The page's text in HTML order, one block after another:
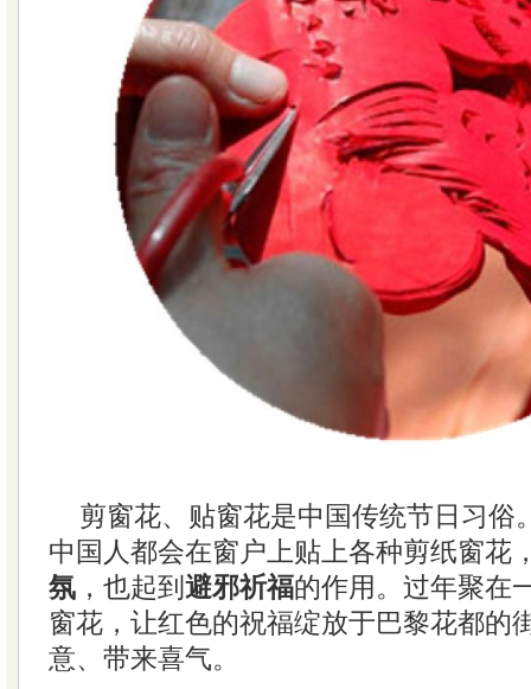
剪窗花、贴窗花是中国传统节日习俗
中国人都会在窗户上贴上各种剪纸窗花
氛 ，也起到 避邪祈福的作用。过年聚在
窗花，让红色的祝福绽放于巴黎花都的
意、带来喜气。